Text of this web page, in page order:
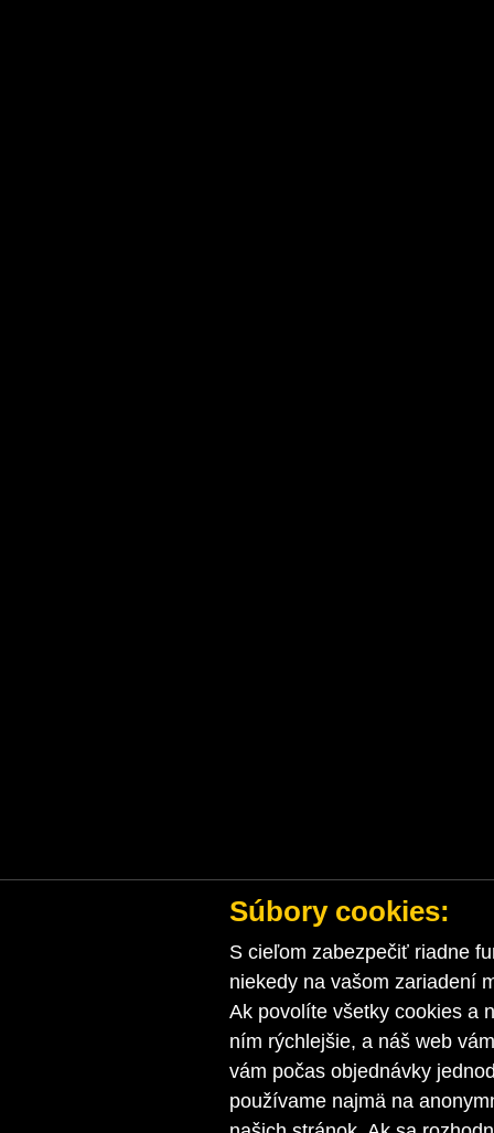
Súbory cookies:
S cieľom zabezpečiť riadne
niekedy na vašom zariadení
Ak povolíte všetky cookies a
ním rýchlejšie, a náš web
vám počas objednávky
používame najmä na